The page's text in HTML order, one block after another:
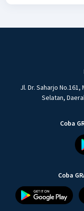
Jl. Dr. Saharjo
Selatan,
Coba
Coba